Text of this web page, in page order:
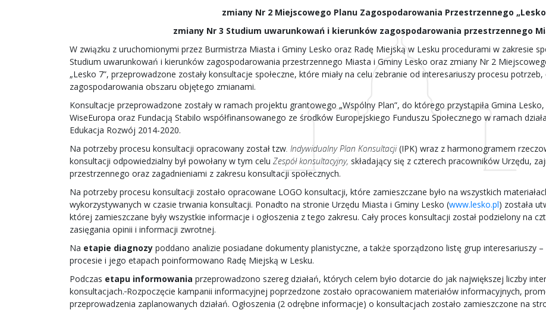
zmiany Nr 2 Miejscowego Planu Zagospodarowania Przestrzennego „Lesko
zmiany Nr 3 Studium uwarunkowań i kierunków zagospodarowania przestrzennego
W związku z uruchomionymi przez Burmistrza Miasta i Gminy Lesko oraz Radę Miejską w Lesku procedurami w zakresie
Studium uwarunkowań i kierunków zagospodarowania przestrzennego Miasta i Gminy Lesko oraz zmiany Nr 2
„Lesko 7”, przeprowadzone zostały konsultacje społeczne, które miały na celu zebranie od interesariuszy procesu
zagospodarowania obszaru objętego zmianami.
Konsultacje przeprowadzone zostały w ramach projektu grantowego „Wspólny Plan”, do którego przystąpiła Gmina
WiseEuropa oraz Fundacją Stabilo współfinansowanego ze środków Europejskiego Funduszu Społecznego w ramach
Edukacja Rozwój 2014-2020.
Na potrzeby procesu konsultacji opracowany został tzw. Indywidualny Plan Konsultacji(IPK) wraz z harmonogramem
konsultacji odpowiedzialny był powołany w tym celu Zespół konsultacyjny, składający się z czterech pracowników Urzędu,
przestrzennego oraz zagadnieniami z zakresu konsultacji społecznych.
Na potrzeby procesu konsultacji zostało opracowane LOGO konsultacji, które zamieszczane było na wszystkich
wykorzystywanych w czasie trwania konsultacji. Ponadto na stronie Urzędu Miasta i Gminy Lesko (www.lesko.pl) została
której zamieszczane były wszystkie informacje i ogłoszenia z tego zakresu. Cały proces konsultacji został podzielony na
zasięgania opinii i informacji zwrotnej.
Na etapie diagnozy poddano analizie posiadane dokumenty planistyczne, a także sporządzono listę grup interesariuszy
procesie i jego etapach poinformowano Radę Miejską w Lesku.
Podczas etapu informowania przeprowadzono szereg działań, których celem było dotarcie do jak największej liczby
konsultacjach. Rozpoczęcie kampanii informacyjnej poprzedzone zostało opracowaniem materiałów informacyjnych,
przeprowadzenia zaplanowanych działań. Ogłoszenia (2 odrębne informacje) o konsultacjach zostało zamieszczone na